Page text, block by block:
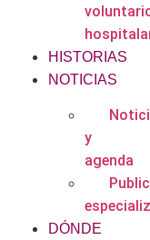
HISTORIAS
NOTICIAS
y
agenda
DÓNDE